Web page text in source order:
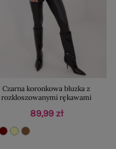
Czarna koronkowa bluzka z
rozkloszowanymi rękawami
89,99 zł